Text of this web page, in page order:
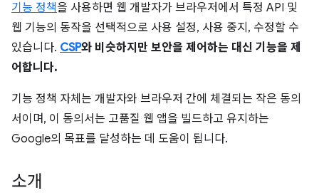
기능 정책을 사용하면 웹 개발자가 브라우저에서 특정 API 및
웹 기능의 동작을 선택적으로 사용 설정, 사용 중지, 수정할 수
있습니다. CSP와 비슷하지만 보안을 제어하는 대신 기능을 제
어합니다.
기능 정책 자체는 개발자와 브라우저 간에 체결되는 작은 동의
서이며, 이 동의서는 고품질 웹 앱을 빌드하고 유지하는
Google의 목표를 달성하는 데 도움이 됩니다.
소개